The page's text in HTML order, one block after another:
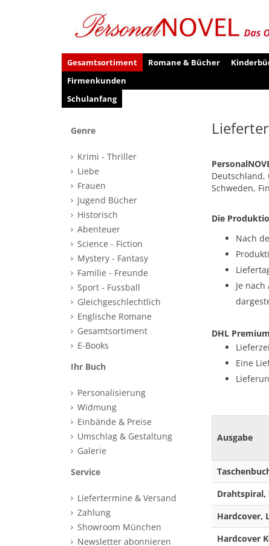
Gesamtsortiment Romane & Bücher
Firmenkunden
Schulanfang
Genre
Krimi - Thriller
Liebe
Frauen
Jugend Bücher
Historisch
Abenteuer
Science - Fiction
Mystery - Fantasy
Familie - Freunde
Sport - Fussball
Gleichgeschlechtlich
Englische Romane
Gesamtsortiment
E-Books
Ihr Buch
Personalisierung
Widmung
Einbände & Preise
Umschlag & Gestaltung
Galerie
Service
Liefertermine & Versand
Zahlung
Showroom München
Newsletter abonnieren
Deutschland,
Schweden,
Die
Nach
Je
DHL
Eine
Ausgabe
Drahtspiral,
Hardcover,
Hardcover